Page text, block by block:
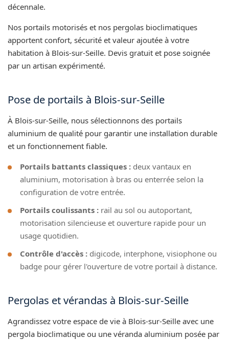
décennale.
Nos portails motorisés et nos pergolas bioclimatiques
apportent confort, sécurité et valeur ajoutée à votre
habitation à Blois-sur-Seille. Devis gratuit et pose soignée
par un artisan expérimenté.
Pose de portails à Blois-sur-Seille
À Blois-sur-Seille, nous sélectionnons des portails
aluminium de qualité pour garantir une installation durable
et un fonctionnement fiable.
Portails battants classiques : deux vantaux en
aluminium, motorisation à bras ou enterrée selon la
configuration de votre entrée.
Portails coulissants : rail au sol ou autoportant,
motorisation silencieuse et ouverture rapide pour un
usage quotidien.
Contrôle d'accès : digicode, interphone, visiophone ou
badge pour gérer l'ouverture de votre portail à distance.
Pergolas et vérandas à Blois-sur-Seille
Agrandissez votre espace de vie à Blois-sur-Seille avec une
pergola bioclimatique ou une véranda aluminium posée par